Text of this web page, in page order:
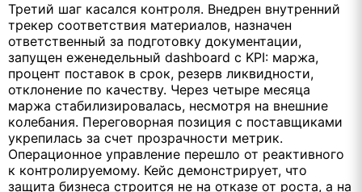
Третий шаг касался контроля. Внедрен внутренний
трекер соответствия материалов, назначен
ответственный за подготовку документации,
запущен еженедельный dashboard с KPI: маржа,
процент поставок в срок, резерв ликвидности,
отклонение по качеству. Через четыре месяца
маржа стабилизировалась, несмотря на внешние
колебания. Переговорная позиция с поставщиками
укрепилась за счет прозрачности метрик.
Операционное управление перешло от реактивного
к контролируемому. Кейс демонстрирует, что
защита бизнеса строится не на отказе от роста, а на